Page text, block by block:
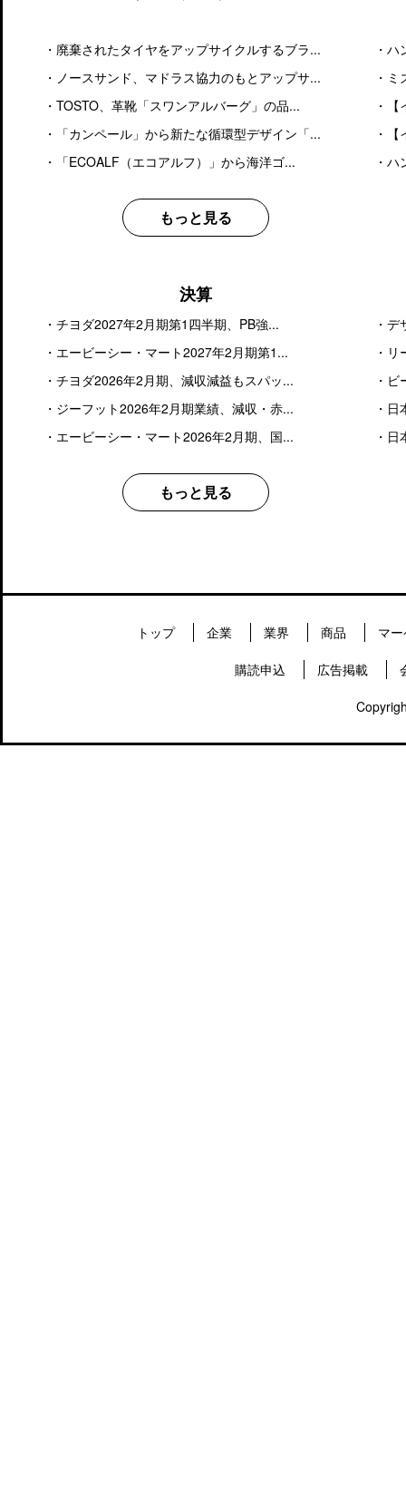
・ 廃棄されたタイヤをアップサイクルするブラ...
・ ノースサンド、マドラス協力のもとアップサ...
・ TOSTO、革靴「スワンアルバーグ」の品...
・
「カンペール」から新たな循環型デザイン「...
・
「ECOALF（エコアルフ）」から海洋ゴ...
もっと見る
・ハ
・ ミ
・
・
・ハ
決算
・ チヨダ2027年2月期第1四半期、PB強...
・ エービーシー・マート2027年2月期第1...
・ チヨダ2026年2月期、減収減益もスパッ...
・ ジーフット2026年2月期業績、減収・赤...
・ エービーシー・マート2026年2月期、国...
もっと見る
・デ
・ リ
・ ビ
・ 日
・ 日
トップ 企業 業界 商品 マ
購読申込 広告掲載